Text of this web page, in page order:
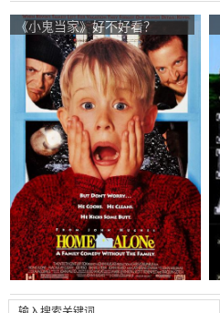
《小鬼当家》好不好看？
Home Alone观众点评及剧本